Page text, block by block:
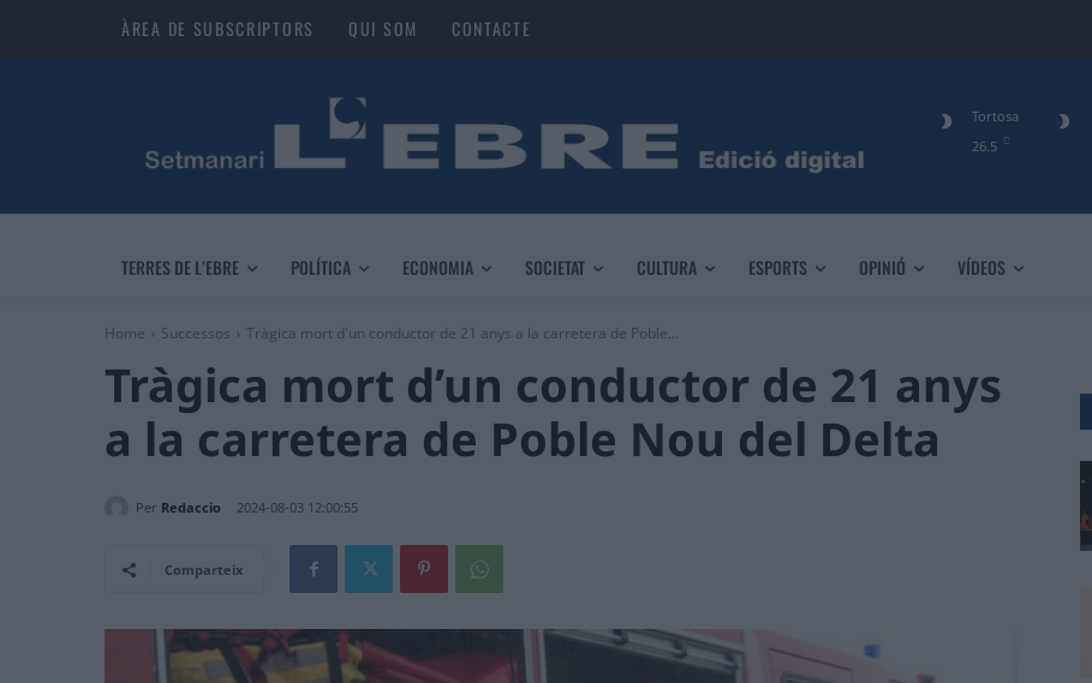
ÀREA DE SUBSCRIPTORS QUI SOM CONTACTE
26.5 C
Tortosa
TERRES DE L’EBRE POLÍTICA ECONOMIA SOCIETAT CULTURA ESPORTS OPINIÓ VÍDEOS
Home Successos Tràgica mort d'un conductor de 21 anys a la carretera de Poble...
Tràgica mort d’un conductor de 21 anys
a la carretera de Poble Nou del Delta
Per Redaccio 2024-08-03 12:00:55
Comparteix